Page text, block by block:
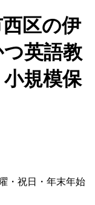
区の伊
英語教
規模保
・祝日・年末年始